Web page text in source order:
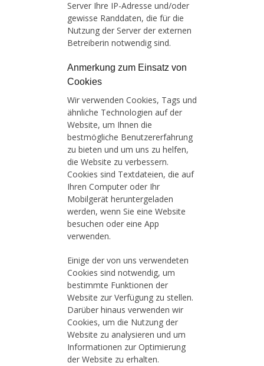
Server Ihre IP-Adresse und/oder
gewisse Randdaten, die für die
Nutzung der Server der externen
Betreiberin notwendig sind.
Anmerkung zum Einsatz von
Cookies
Wir verwenden Cookies, Tags und
ähnliche Technologien auf der
Website, um Ihnen die
bestmögliche Benutzererfahrung
zu bieten und um uns zu helfen,
die Website zu verbessern.
Cookies sind Textdateien, die auf
Ihren Computer oder Ihr
Mobilgerät heruntergeladen
werden, wenn Sie eine Website
besuchen oder eine App
verwenden.
Einige der von uns verwendeten
Cookies sind notwendig, um
bestimmte Funktionen der
Website zur Verfügung zu stellen.
Darüber hinaus verwenden wir
Cookies, um die Nutzung der
Website zu analysieren und um
Informationen zur Optimierung
der Website zu erhalten.